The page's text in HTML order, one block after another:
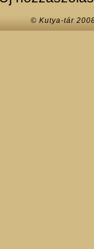
© Kutya-tár